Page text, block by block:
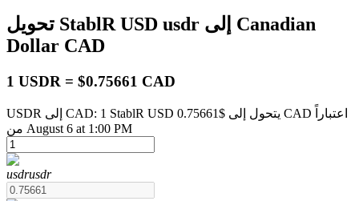
العقود الآجلة USDT
تحويل StablR USD usdr
Dollar CAD
1 USDR = $0.75661 CAD
USDR إلى CAD: 1 StablR USD يتحول إلى $0.75661 CAD اعتباراً
من August 6 at 1:00 PM
usdrusdr